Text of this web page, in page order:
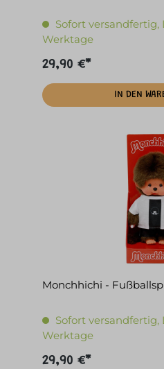
Sofort versandfertig,
Werktage
29,90 €*
IN DEN
Monchhichi -
Sofort versandfertig,
Werktage
29,90 €*